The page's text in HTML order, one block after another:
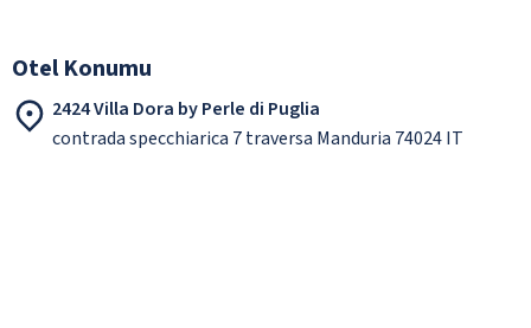
Otel Konumu
2424 Villa Dora by Perle di Puglia
contrada specchiarica 7 traversa Manduria 74024 IT